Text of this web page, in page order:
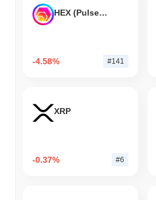
HEX (Pulsechain)
-4.58% #141
XRP
-0.37% #6